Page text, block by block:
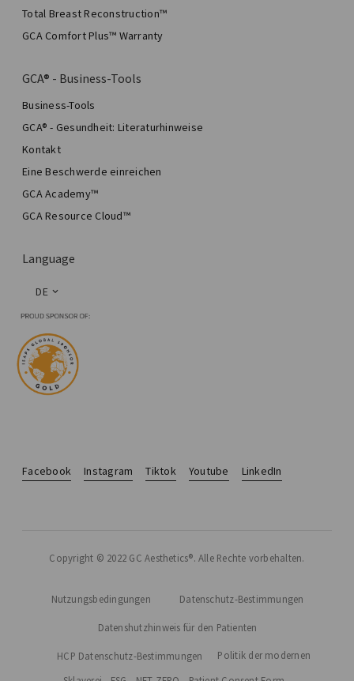
Total Breast Reconstruction™
GCA Comfort Plus™ Warranty
GCA® - Business-Tools
Business-Tools
GCA® - Gesundheit: Literaturhinweise
Kontakt
Eine Beschwerde einreichen
GCA Academy™
GCA Resource Cloud™
Language
DE
Facebook Instagram Tiktok Youtube LinkedIn
Copyright © 2022 GC Aesthetics®. Alle Rechte vorbehalten.
Nutzungsbedingungen Datenschutz-Bestimmungen
Datenshutzhinweis für den Patienten
HCP Datenschutz-Bestimmungen Politik der modernen